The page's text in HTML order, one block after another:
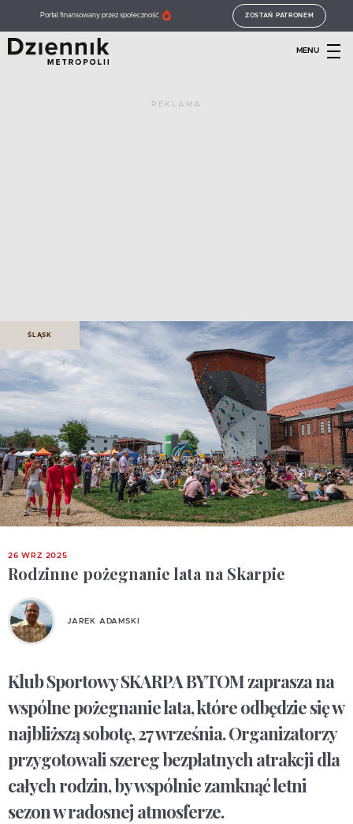
Portal finansowany przez społeczność ZOSTAŃ PATRONEM
MENU
REKLAMA
ŚLĄSK
26 WRZ 2025
Rodzinne pożegnanie lata na Skarpie
JAREK ADAMSKI
Klub Sportowy SKARPA BYTOM zaprasza na
wspólne pożegnanie lata, które odbędzie się w
najbliższą sobotę, 27 września. Organizatorzy
przygotowali szereg bezpłatnych atrakcji dla
całych rodzin, by wspólnie zamknąć letni
sezon w radosnej atmosferze.